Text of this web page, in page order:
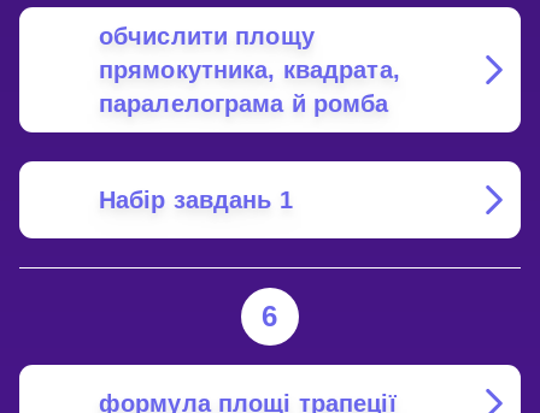
PARALLELOGRAMS
обчислити площу
прямокутника, квадрата,
паралелограма й ромба
Набір завдань 1
6
формула площі трапеції